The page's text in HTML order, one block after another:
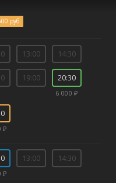
руб.
13:00 14:30
19:00 20:30
6 000 ₽
₽
₽
13:00 14:30